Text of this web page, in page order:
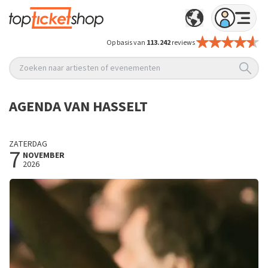
Op basis van 113.242reviews
Zoeken naar artiesten of evenementen
AGENDA VAN HASSELT
ZATERDAG
7 NOVEMBER
2026